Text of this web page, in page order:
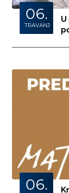
06.
TRAVANJ
06.